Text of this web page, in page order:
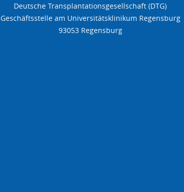
Deutsche Transplantationsgesellschaft (DTG)
Geschäftsstelle am Universitätsklinikum Regensburg
93053 Regensburg